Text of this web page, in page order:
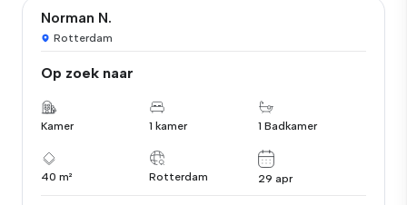
Norman N.
Rotterdam
Op zoek naar
Kamer 1 kamer 1 Badkamer
40 m² Rotterdam 29 apr